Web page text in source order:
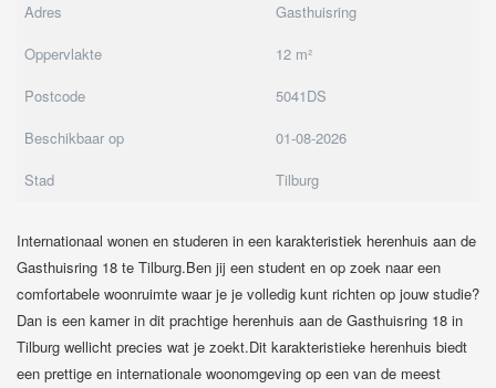
Adres
Gasthuisring
Oppervlakte
12 m²
Postcode
5041DS
Beschikbaar op
01-08-2026
Stad
Tilburg
Internationaal wonen en studeren in een karakteristiek herenhuis aan de
Gasthuisring 18 te Tilburg.Ben jij een student en op zoek naar een
comfortabele woonruimte waar je je volledig kunt richten op jouw studie?
Dan is een kamer in dit prachtige herenhuis aan de Gasthuisring 18 in
Tilburg wellicht precies wat je zoekt.Dit karakteristieke herenhuis biedt
een prettige en internationale woonomgeving op een van de meest